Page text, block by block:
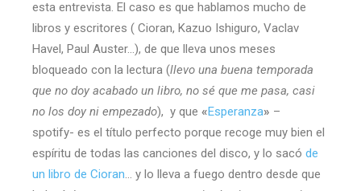
esta entrevista. El caso es que hablamos mucho de
libros y escritores ( Cioran, Kazuo Ishiguro, Vaclav
Havel, Paul Auster…), de que lleva unos meses
bloqueado con la lectura (llevo una buena temporada
que no doy acabado un libro, no sé que me pasa, casi
no los doy ni empezado), y que «Esperanza» –
spotify- es el título perfecto porque recoge muy bien el
espíritu de todas las canciones del disco, y lo sacó de
un libro de Cioran… y lo lleva a fuego dentro desde que